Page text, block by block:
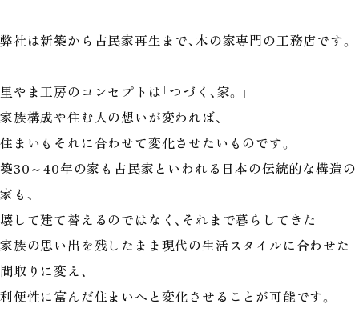
弊社は新築から古民家再生まで、木の家専門の工務店です。
里やま工房のコンセプトは「つづく、家。」
家族構成や住む人の想いが変われば、
住まいもそれに合わせて変化させたいものです。
築30～40年の家も古民家といわれる日本の伝統的な構造の
家も、
壊して建て替えるのではなく、それまで暮らしてきた
家族の思い出を残したまま現代の生活スタイルに合わせた
間取りに変え、
利便性に富んだ住まいへと変化させることが可能です。